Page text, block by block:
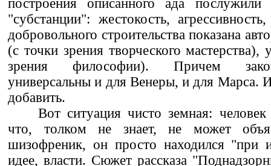
построения описанного ада послужили
"субстанции": жестокость,
добровольного строительства показана
(с точки зрения творческого мастерства),
зрения философии). Причем
универсальны и для Венеры, и для Марса.
добавить.
Вот ситуация чисто земная:
что, толком не знает, не может
шизофреник, он просто находился "при
идее, власти. Сюжет рассказа